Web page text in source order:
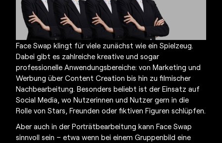
Face Swap klingt für viele zunächst wie ein Spielzeug.
Dabei gibt es zahlreiche kreative und sogar
professionelle Anwendungsbereiche: von Marketing und
Werbung über Content Creation bis hin zu filmischer
Nachbearbeitung. Besonders beliebt ist der Einsatz auf
Social Media, wo Nutzerinnen und Nutzer gern in die
Rolle von Stars, Freunden oder fiktiven Figuren schlüpfen.
Aber auch in der Porträtbearbeitung kann Face Swap
sinnvoll sein – etwa wenn bei einem Gruppenbild eine